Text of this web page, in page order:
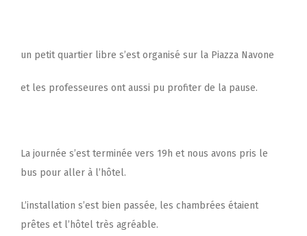
un petit quartier libre s’est organisé sur la Piazza Navone
et les professeures ont aussi pu profiter de la pause.
La journée s’est terminée vers 19h et nous avons pris le
bus pour aller à l’hôtel.
L’installation s’est bien passée, les chambrées étaient
prêtes et l’hôtel très agréable.